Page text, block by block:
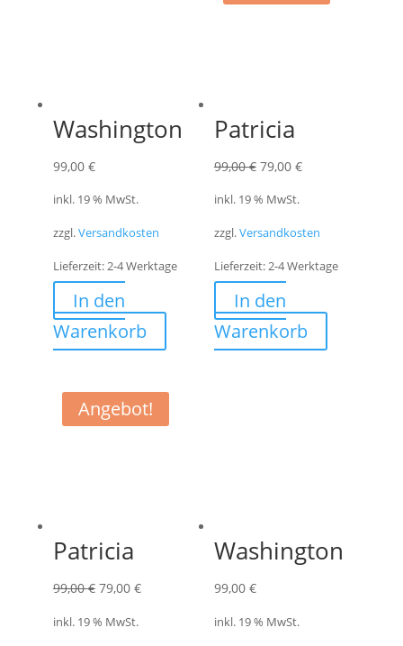
Washington
99,00 €
inkl. 19 % MwSt.
zzgl.Versandkosten
Lieferzeit:2-4 Werktage
In den
Warenkorb
Patricia
99,00€ Ursprünglicher
99,00 €
79,00 €Aktueller
79,00 €.
inkl. 19 % MwSt.
zzgl.Versandkosten
Lieferzeit:2-4 Werktage
In den
Warenkorb
Angebot!
Patricia
99,00€ Ursprünglicher
79,00 €Aktueller
inkl. 19 % MwSt.
Washington
99,00 €
inkl. 19 % MwSt.